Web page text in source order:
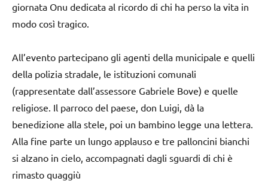
giornata Onu dedicata al ricordo di chi ha perso la vita in
modo così tragico.
All’evento partecipano gli agenti della municipale e quelli
della polizia stradale, le istituzioni comunali
(rappresentate dall’assessore Gabriele Bove) e quelle
religiose. Il parroco del paese, don Luigi, dà la
benedizione alla stele, poi un bambino legge una lettera.
Alla fine parte un lungo applauso e tre palloncini bianchi
si alzano in cielo, accompagnati dagli sguardi di chi è
rimasto quaggiù